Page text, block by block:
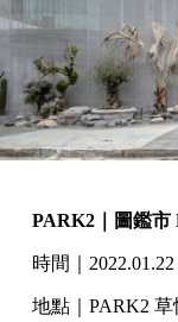
PARK2｜圖鑑市
時間｜
地點｜PARK2